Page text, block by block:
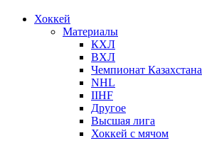
Хоккей
Материалы
КХЛ
ВХЛ
Чемпионат Казахстана
NHL
IIHF
Другое
Высшая лига
Хоккей с мячом